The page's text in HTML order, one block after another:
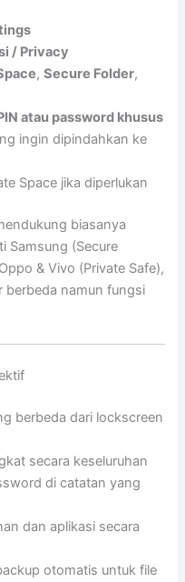
/ Privacy
,Secure Folder,
atau password khusus
ingin dipindahkan ke
Space jika diperlukan
biasanya
Samsung (Secure
& Vivo (Private Safe),
berbeda namun fungsi
berbeda dari lockscreen
secara keseluruhan
di catatan yang
dan aplikasi secara
otomatis untuk file